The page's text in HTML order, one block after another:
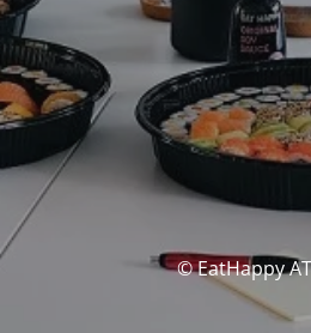
© EatHappy